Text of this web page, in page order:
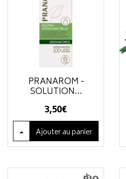
PRANAROM -
SOLUTION...
3,50€
Ajouterau panier